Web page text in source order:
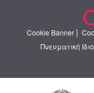
Cookie Banner |
Πνευματική